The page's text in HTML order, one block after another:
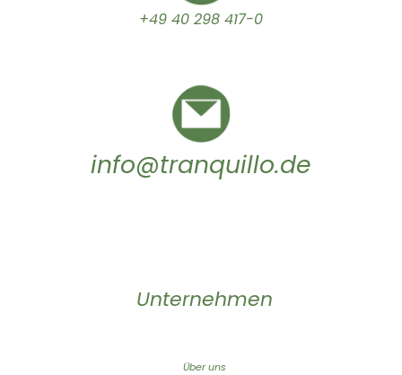
+49 40 298 417-0
info@tranquillo.de
Unternehmen
Über uns